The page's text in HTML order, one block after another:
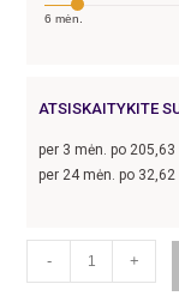
6 mėn.
ATSISKAITYKITE
per 3 mėn. po 205,63
per 24 mėn. po 32,62
- +